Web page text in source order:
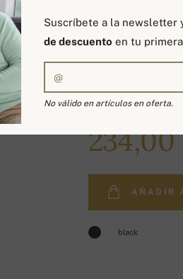
279,00 €
AÑADIR
black
Suscríbete a la newsletter
de descuento en tu
No válido en artículos en oferta.